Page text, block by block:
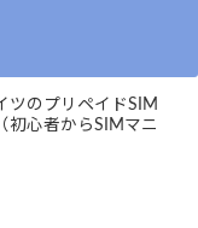
ツのプリペイドSIM
初心者からSIMマニ